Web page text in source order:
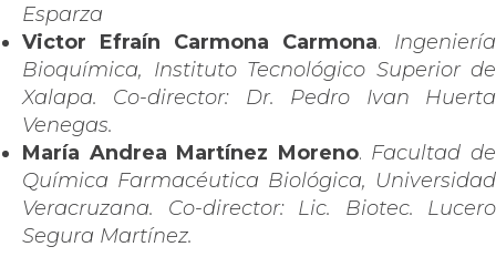
Esparza
Victor Efraín Carmona Carmona. Ingeniería
Bioquímica, Instituto Tecnológico Superior de
Xalapa. Co-director: Dr. Pedro Ivan Huerta
Venegas.
María Andrea Martínez Moreno. Facultad de
Química Farmacéutica Biológica, Universidad
Veracruzana. Co-director: Lic. Biotec. Lucero
Segura Martínez.